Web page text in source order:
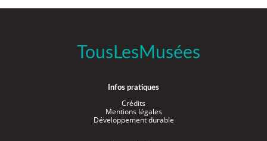
TousLesMusées
Infos pratiques
Crédits
Mentions légales
Développement durable